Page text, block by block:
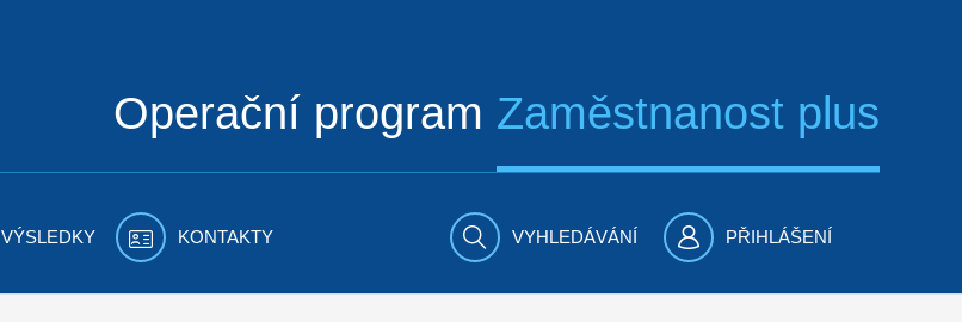
Operační program Zaměstnanost plus
VÝSLEDKY KONTAKTY VYHLEDÁVÁNÍ PŘIHLÁŠENÍ